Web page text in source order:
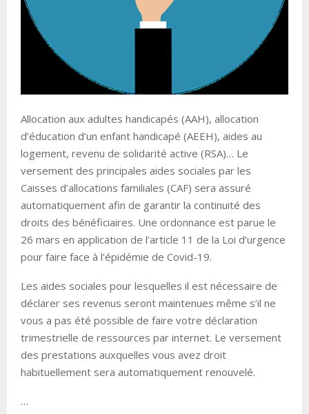
Allocation aux adultes handicapés (AAH), allocation
d’éducation d’un enfant handicapé (AEEH), aides au
logement, revenu de solidarité active (RSA)… Le
versement des principales aides sociales par les
Caisses d’allocations familiales (CAF) sera assuré
automatiquement afin de garantir la continuité des
droits des bénéficiaires. Une ordonnance est parue le
26 mars en application de l’article 11 de la Loi d’urgence
pour faire face à l’épidémie de Covid-19.
Les aides sociales pour lesquelles il est nécessaire de
déclarer ses revenus seront maintenues même s’il ne
vous a pas été possible de faire votre déclaration
trimestrielle de ressources par internet. Le versement
des prestations auxquelles vous avez droit
habituellement sera automatiquement renouvelé.
…